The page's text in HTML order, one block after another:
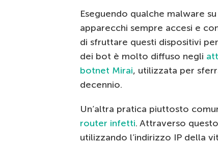
Eseguendo qualche malware
apparecchi sempre accesi e
di sfruttare questi dispositivi
dei bot è molto diffuso negli
botnet Mirai, utilizzata per
decennio.
Un’altra pratica piuttosto
router infetti. Attraverso
utilizzando l’indirizzo IP della